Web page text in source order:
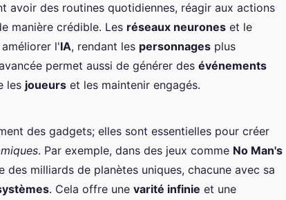
avoir des routines quotidiennes, réagir aux actions
manière crédible. Les réseaux neurones et le
l'IA, rendant les personnages plus
permet aussi de générer des événements
les joueurs et les maintenir engagés.
des gadgets; elles sont essentielles pour créer
. Par exemple, dans des jeux comme No Man's
des milliards de planètes uniques, chacune avec sa
. Cela offre une varité infinie et une